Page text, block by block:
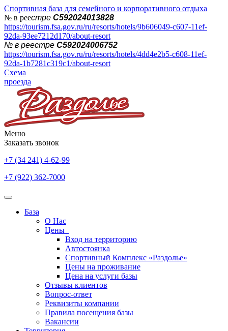
Спортивная база для семейного и корпоративного отдыха
№ в реестре С592024013828
https://tourism.fsa.gov.ru/ru/resorts/hotels/9b606049-c607-11ef-
92da-93ee7212d170/about-resort
№ в реестре С592024006752
https://tourism.fsa.gov.ru/ru/resorts/hotels/4dd4e2b5-c608-11ef-
92da-1b7281c319c1/about-resort
Схема
проезда
Меню
Заказать звонок
+7 (34 241) 4-62-99
+7 (922) 362-7000
База
О Нас
Цены
Вход на территорию
Автостоянка
Спортивный Комплекс «Раздолье»
Цены на проживание
Цена на услуги базы
Отзывы клиентов
Вопрос-ответ
Реквизиты компании
Правила посещения базы
Вакансии